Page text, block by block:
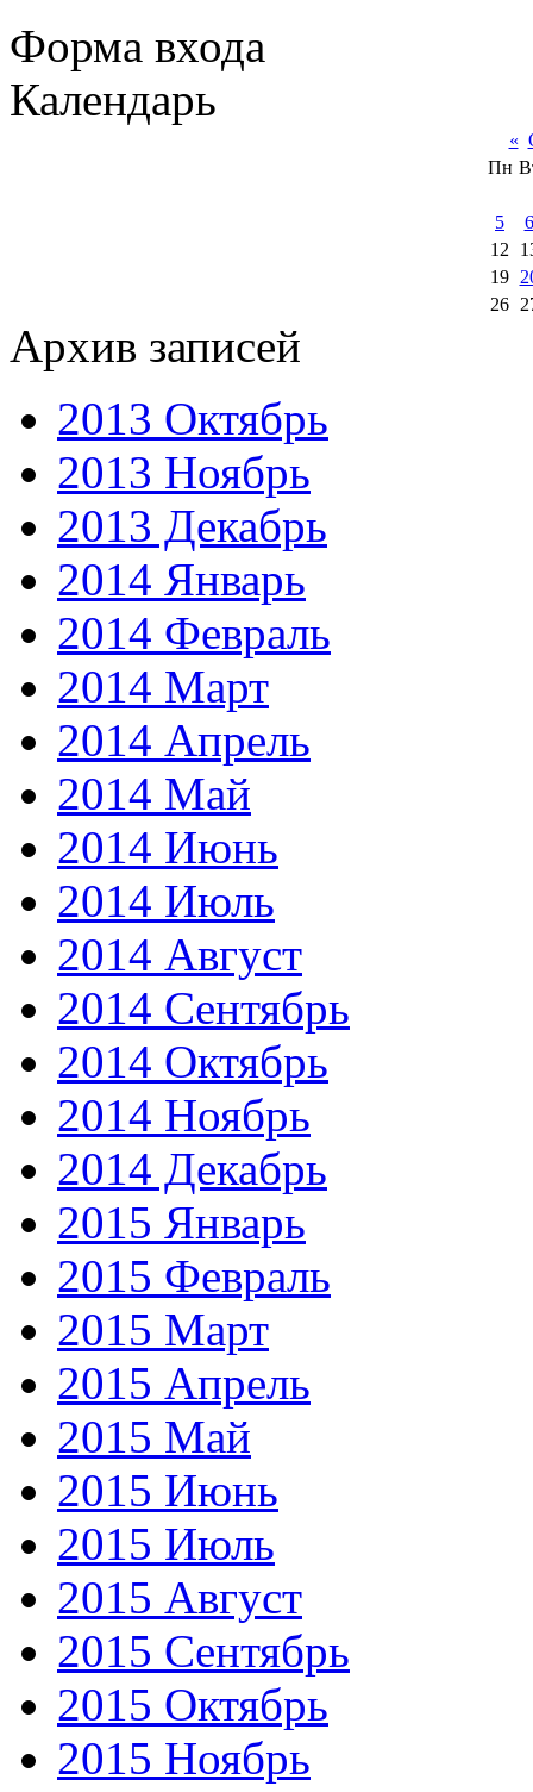
Форма входа
Календарь
«
Пн
5
6
12
19
26
Архив записей
2013 Октябрь
2013 Ноябрь
2013 Декабрь
2014 Январь
2014 Февраль
2014 Март
2014 Апрель
2014 Май
2014 Июнь
2014 Июль
2014 Август
2014 Сентябрь
2014 Октябрь
2014 Ноябрь
2014 Декабрь
2015 Январь
2015 Февраль
2015 Март
2015 Апрель
2015 Май
2015 Июнь
2015 Июль
2015 Август
2015 Сентябрь
2015 Октябрь
2015 Ноябрь